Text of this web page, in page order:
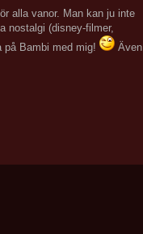
alla vanor. Man kan ju inte
nostalgi (disney-filmer,
på Bambi med mig!
Även